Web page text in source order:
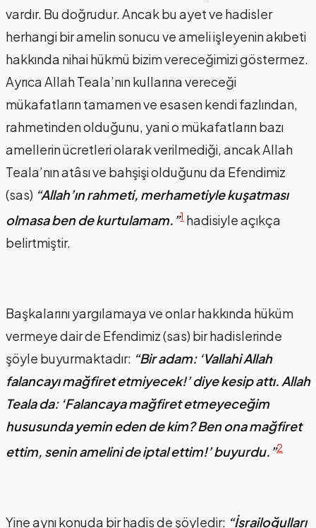
vardır. Bu doğrudur. Ancak bu ayet ve hadisler
herhangi bir amelin sonucu ve ameli işleyenin akıbeti
hakkında nihai hükmü bizim vereceğimizi göstermez.
Ayrıca Allah Teala’nın kullarına vereceği
mükafatların tamamen ve esasen kendi fazlından,
rahmetinden olduğunu, yani o mükafatların bazı
amellerin ücretleri olarak verilmediği, ancak Allah
Teala’nın atâsı ve bahşişi olduğunu da Efendimiz
(sas) “Allah’ın rahmeti, merhametiyle kuşatması
olmasa ben de kurtulamam.”1 hadisiyle açıkça
belirtmiştir.
Başkalarını yargılamaya ve onlar hakkında hüküm
vermeye dair de Efendimiz (sas) bir hadislerinde
şöyle buyurmaktadır: “Bir adam: ‘Vallahi Allah
falancayı mağfiret etmiyecek!’ diye kesip attı. Allah
Teala da: ‘Falancaya mağfiret etmeyeceğim
hususunda yemin eden de kim? Ben ona mağfiret
ettim, senin amelini de iptal ettim!’ buyurdu.”2
Yine aynı konuda bir hadis de şöyledir: “İsrailoğulları